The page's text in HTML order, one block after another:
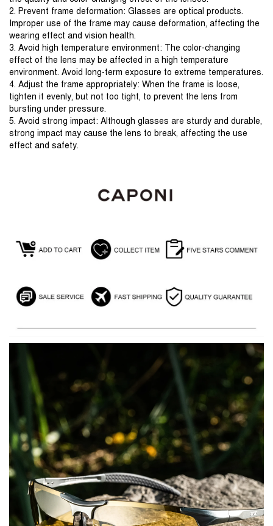
2. Prevent frame deformation: Glasses are optical products.
Improper use of the frame may cause deformation, affecting the
3. Avoid high temperature environment: The color-changing
effect of the lens may be affected in a high temperature
4. Adjust the frame appropriately: When the frame is loose,
tighten it evenly, but not too tight, to prevent the lens from
bursting under pressure.
5. Avoid strong impact: Although glasses are sturdy and durable,
strong impact may cause the lens to break, affecting the use
effect and safety.